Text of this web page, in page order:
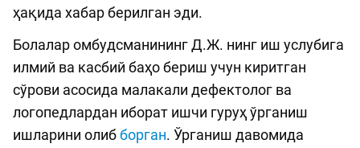
ҳақида хабар берилган эди.
Болалар омбудсманининг Д.Ж. нинг иш услубига
илмий ва касбий баҳо бериш учун киритган
сўрови асосида малакали дефектолог ва
логопедлардан иборат ишчи гуруҳ ўрганиш
ишларини олибборган. Ўрганиш давомида